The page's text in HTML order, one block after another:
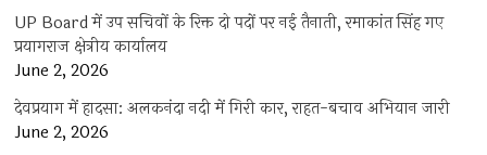
UP Board में उप सचिवों के रिक्त दो पदों पर नई तैनाती, रमाकांत सिंह गए
प्रयागराज क्षेत्रीय कार्यालय
June 2, 2026
देवप्रयाग में हादसा: अलकनंदा नदी में गिरी कार, राहत-बचाव अभियान जारी
June 2, 2026